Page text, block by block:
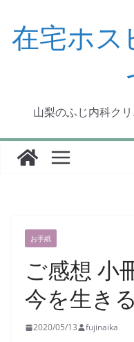
ッ
在宅ホス
山梨のふじ内科ク
お手紙
ご感想 小
今を生きる
2020/05/13 fujinaika